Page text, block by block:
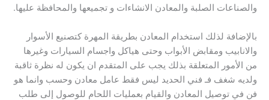
والصناعات الصلبة والمعادن الانشاءات و تجميعها والمحافظة عليها.
بالإضافة لذلك استخدام المعادن بطريقة المهرة كتصنيع الأسوار
والانابيب ومقابض الأبواب وحتى هياكل واجسام السيارات وغيرها
من الأمور المتعلقة بذلك يجب على المتقدم ان يكون له نظرة ثاقبة
ولديه شغف فـ فني الحديد ليس فقط عامل معادن وحسب وانما هو
فن في توصيل المعادن والقيام بعمليات اللحام للوصول إلى طلب